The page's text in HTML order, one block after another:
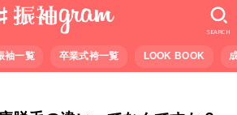
袖一覧 卒業式袴一覧 LOOK BOOK
SEARCH